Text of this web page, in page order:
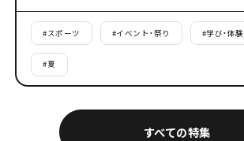
すべての特集
#スポーツ #イベント・祭り #学び・体験
#夏